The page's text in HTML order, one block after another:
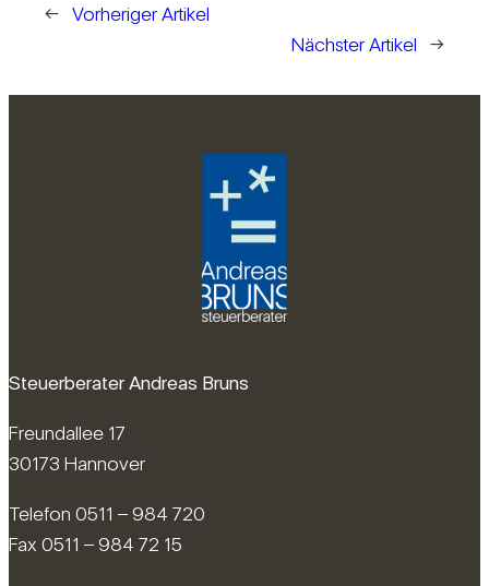
← Vorheriger Artikel
Nächster Artikel
→
Steuerberater Andreas Bruns
Freundallee 17
30173 Hannover
Telefon 0511 – 984 720
Fax 0511 – 984 72 15